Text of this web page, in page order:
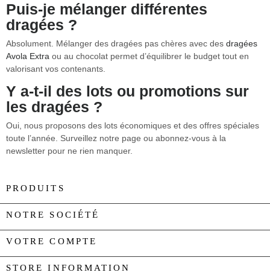
Puis-je mélanger différentes
dragées ?
Absolument. Mélanger des dragées pas chères avec des dragées
Avola Extra ou au chocolat permet d’équilibrer le budget tout en
valorisant vos contenants.
Y a-t-il des lots ou promotions sur
les dragées ?
Oui, nous proposons des lots économiques et des offres spéciales
toute l’année. Surveillez notre page ou abonnez-vous à la
newsletter pour ne rien manquer.
PRODUITS
NOTRE SOCIÉTÉ
VOTRE COMPTE
STORE INFORMATION